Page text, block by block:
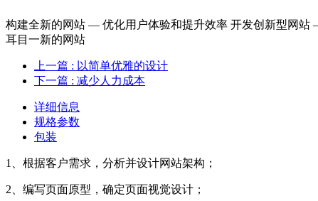
构建全新的网站 — 优化用户体验和提升效率 开发创新型网
耳目一新的网站
上一篇 : 以简单优雅的设计
下一篇 : 减少人力成本
详细信息
规格参数
包装
1、根据客户需求，分析并设计网站架构；
2、编写页面原型，确定页面视觉设计；